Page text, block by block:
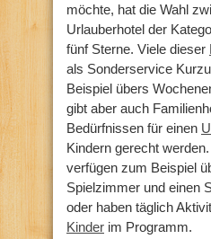
möchte, hat die Wahl
Urlauberhotel der
fünf Sterne. Viele dieser
als Sonderservice
Beispiel übers
gibt aber auch
Bedürfnissen für einen
Kindern gerecht
verfügen zum Beispiel
Spielzimmer und einen
oder haben täglich
Kinder im Programm.